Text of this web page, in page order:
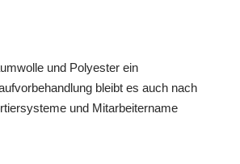
und Polyester ein
bleibt es auch nach
und Mitarbeitername